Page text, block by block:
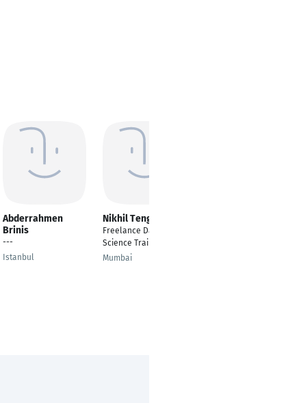
Abderrahmen
Brinis
---
Istanbul
Nikhil Tengle
Freelance Data
Science Trainer
Mumbai